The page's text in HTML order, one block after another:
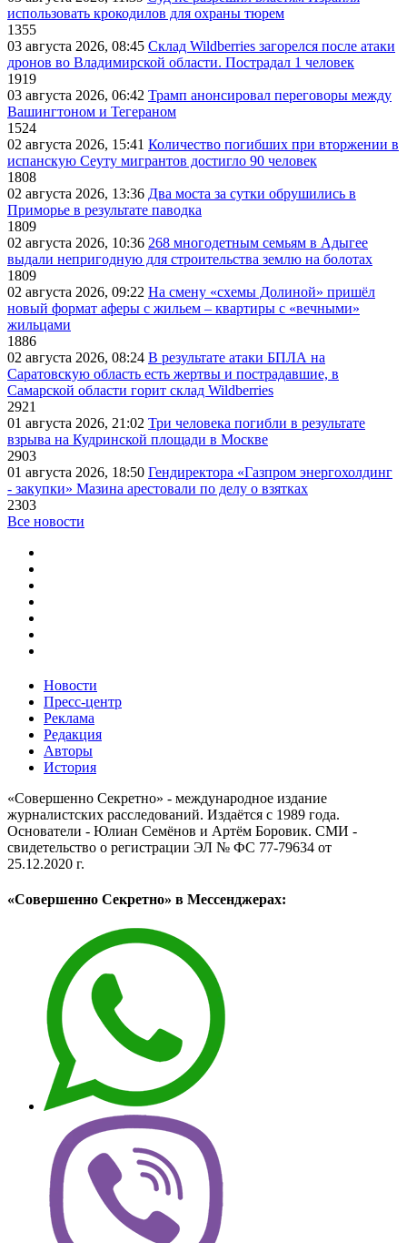
использовать крокодилов для охраны тюрем
1355
03 августа 2026, 08:45 Склад Wildberries загорелся после атаки
дронов во Владимирской области. Пострадал 1 человек
1919
03 августа 2026, 06:42 Трамп анонсировал переговоры между
Вашингтоном и Тегераном
1524
02 августа 2026, 15:41 Количество погибших при вторжении в
испанскую Сеуту мигрантов достигло 90 человек
1808
02 августа 2026, 13:36 Два моста за сутки обрушились в
Приморье в результате паводка
1809
02 августа 2026, 10:36 268 многодетным семьям в Адыгее
выдали непригодную для строительства землю на болотах
1809
02 августа 2026, 09:22 На смену «схемы Долиной» пришёл
новый формат аферы с жильем – квартиры с «вечными»
жильцами
1886
02 августа 2026, 08:24 В результате атаки БПЛА на
Саратовскую область есть жертвы и пострадавшие, в
Самарской области горит склад Wildberries
2921
01 августа 2026, 21:02 Три человека погибли в результате
взрыва на Кудринской площади в Москве
2903
01 августа 2026, 18:50 Гендиректора «Газпром энергохолдинг
- закупки» Мазина арестовали по делу о взятках
2303
Все новости
Новости
Пресс-центр
Реклама
Редакция
Авторы
История
«Совершенно Секретно» - международное издание
журналистских расследований. Издаётся с 1989 года.
Основатели - Юлиан Семёнов и Артём Боровик. CМИ -
свидетельство о регистрации ЭЛ № ФС 77-79634 от
25.12.2020 г.
«Совершенно Секретно» в Мессенджерах: